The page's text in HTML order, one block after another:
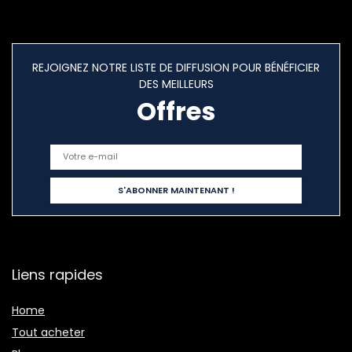
REJOIGNEZ NOTRE LISTE DE DIFFUSION POUR BÉNÉFICIER
DES MEILLEURS
Offres
Liens rapides
Home
Tout acheter